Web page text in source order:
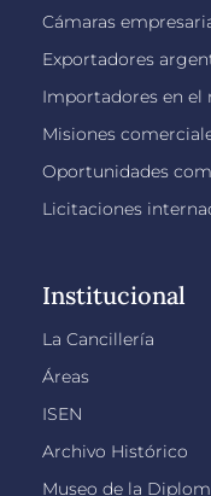
Cámaras
Exportadores
Importadores en el
Misiones
Oportunidades
Licitaciones
Institucional
La Cancillería
Áreas
ISEN
Archivo Histórico
Museo de la